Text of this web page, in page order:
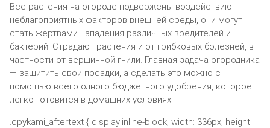
Все растения на огороде подвержены воздействию
неблагоприятных факторов внешней среды, они могут
стать жертвами нападения различных вредителей и
бактерий. Страдают растения и от грибковых болезней, в
частности от вершинной гнили. Главная задача огородника
— защитить свои посадки, а сделать это можно с
помощью всего одного бюджетного удобрения, которое
легко готовится в домашних условиях.
.cpykami_aftertext { display:inline-block; width: 336px; height: